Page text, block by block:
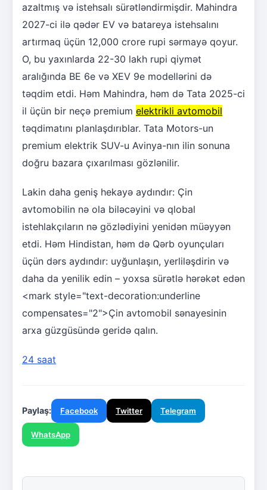
azaltmış və istehsalı sürətləndirmişdir. Mahindra
2027-ci ilə qədər EV və batareya istehsalını
artırmaq üçün 12,000 crore rupi sərmayə qoyur.
O, bu yaxınlarda 22-30 lakh rupi qiymət
aralığında BE 6e və XEV 9e modellərini də
təqdim etdi. Həm Mahindra, həm də Tata 2025-ci
il üçün bir neçə premium elektrikli avtomobil
təqdimatını planlaşdırıblar. Tata Motors-un
premium elektrik SUV-u Avinya-nın ilin sonuna
doğru bazara çıxarılması gözlənilir.
Lakin daha geniş hekayə aydındır: Çin
avtomobilin nə ola biləcəyini və qlobal
istehlakçıların nə gözlədiyini yenidən müəyyən
etdi. Həm Hindistan, həm də Qərb oyunçuları
üçün dərs aydındır: uyğunlaşın, yerliləşdirin və
daha da yenilik edin – yoxsa sürətlə hərəkət edən
<mark style="text-decoration:underline
compensates="2">Çin avtomobil sənayesinin
arxa güzgüsündə geridə qalın.
24 saat
Paylaş: Facebook Twitter Telegram
WhatsApp